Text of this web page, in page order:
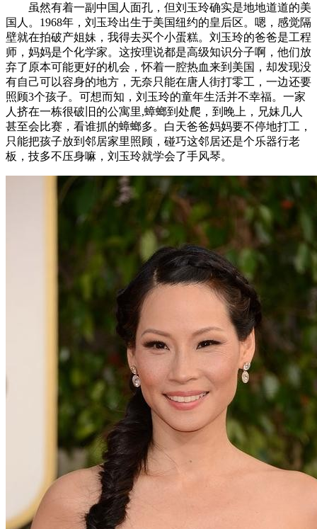
虽然有着一副中国人面孔，但刘玉玲确实是地地道道的美
国人。1968年，刘玉玲出生于美国纽约的皇后区。嗯，感觉隔
壁就在拍破产姐妹，我得去买个小蛋糕。刘玉玲的爸爸是工程
师，妈妈是个化学家。这按理说都是高级知识分子啊，他们放
弃了原本可能更好的机会，怀着一腔热血来到美国，却发现没
有自己可以容身的地方，无奈只能在唐人街打零工，一边还要
照顾3个孩子。可想而知，刘玉玲的童年生活并不幸福。一家
人挤在一栋很破旧的公寓里,蟑螂到处爬，到晚上，兄妹几人
甚至会比赛，看谁抓的蟑螂多。白天爸爸妈妈要不停地打工，
只能把孩子放到邻居家里照顾，碰巧这邻居还是个乐器行老
板，技多不压身嘛，刘玉玲就学会了手风琴。